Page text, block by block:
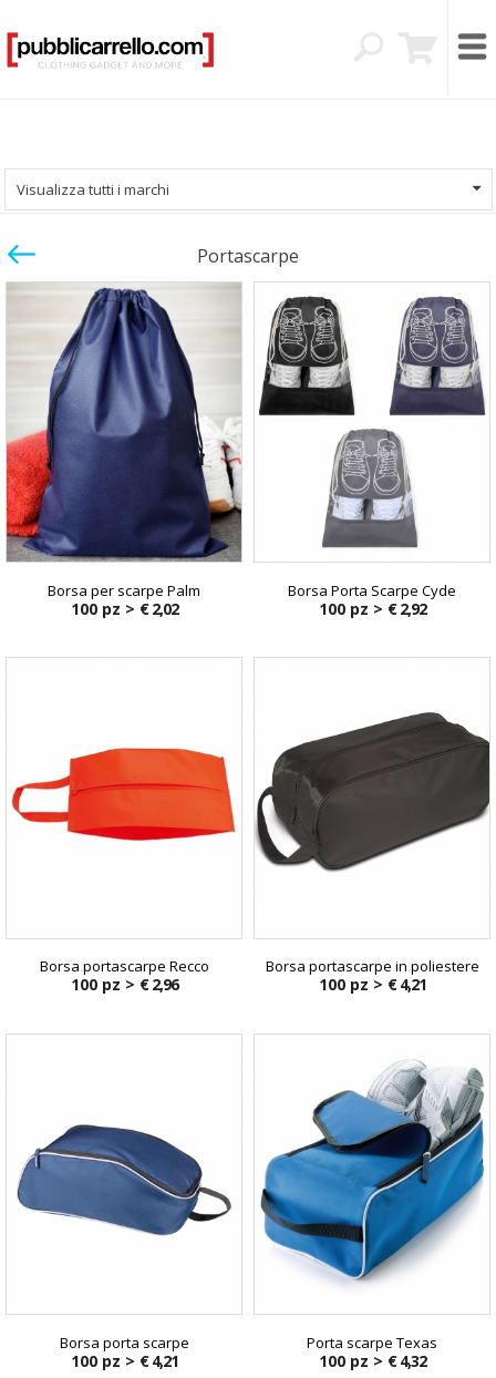
Visualizza tutti i marchi
Portascarpe
Borsa per scarpe Palm
100 pz > € 2,02
Borsa Porta Scarpe Cyde
100 pz > € 2,92
Borsa portascarpe Recco
100 pz > € 2,96
Borsa portascarpe in poliestere
100 pz > € 4,21
Borsa porta scarpe
100 pz > € 4,21
Porta scarpe Texas
100 pz > € 4,32